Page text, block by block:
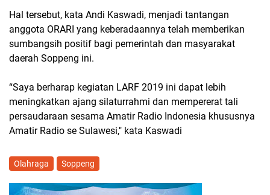
Hal tersebut, kata Andi Kaswadi, menjadi tantangan
anggota ORARI yang keberadaannya telah memberikan
sumbangsih positif bagi pemerintah dan masyarakat
daerah Soppeng ini.
“Saya berharap kegiatan LARF 2019 ini dapat lebih
meningkatkan ajang silaturrahmi dan mempererat tali
persaudaraan sesama Amatir Radio Indonesia khususnya
Amatir Radio se Sulawesi," kata Kaswadi
Olahraga Soppeng